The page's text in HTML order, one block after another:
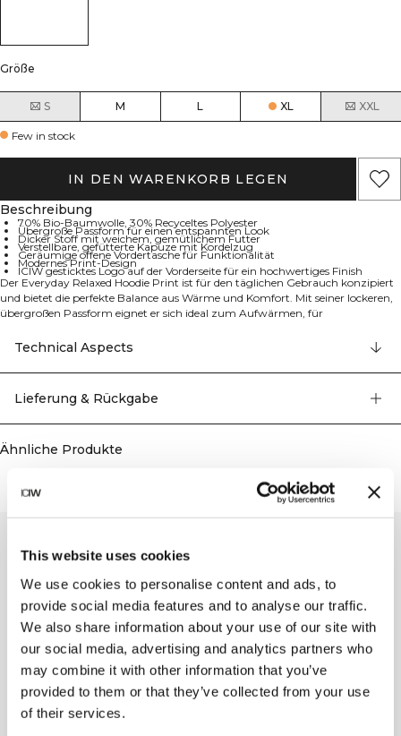
This website uses cookies
We use cookies to personalise content and ads, to
provide social media features and to analyse our traffic.
We also share information about your use of our site with
our social media, advertising and analytics partners who
may combine it with other information that you’ve
provided to them or that they’ve collected from your use
of their services.
Größe
S M L XL XXL
Few in stock
IN DEN WARENKORB LEGEN
Beschreibung
70% Bio-Baumwolle, 30% Recyceltes Polyester
Übergroße Passform für einen entspannten Look
Dicker Stoff mit weichem, gemütlichem Futter
Verstellbare, gefütterte Kapuze mit Kordelzug
Geräumige offene Vordertasche für Funktionalität
Modernes Print-Design
ICIW gesticktes Logo auf der Vorderseite für ein hochwertiges Finish
Der Everyday Relaxed Hoodie Print ist für den täglichen Gebrauch konzipiert
und bietet die perfekte Balance aus Wärme und Komfort. Mit seiner lockeren,
übergroßen Passform eignet er sich ideal zum Aufwärmen, für
zeichnet sich durch sein modernes Print-Design, eine gemütliche, verstellbare
Kapuze mit Futter und eine geräumige Vordertasche für Stil und
Bequemlichkeit aus. Hergestellt aus dickem, weich gefüttertem Stoff bietet er
zusätzliche Eleganz versehen. 70% Bio-Baumwolle, 30% Recyceltes Polyester.
Technical Aspects
Lieferung & Rückgabe
Ähnliche Produkte